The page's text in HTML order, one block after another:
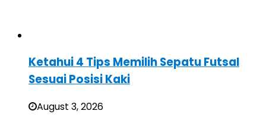
Ketahui 4 Tips Memilih Sepatu Futsal
Sesuai Posisi Kaki
August 3, 2026